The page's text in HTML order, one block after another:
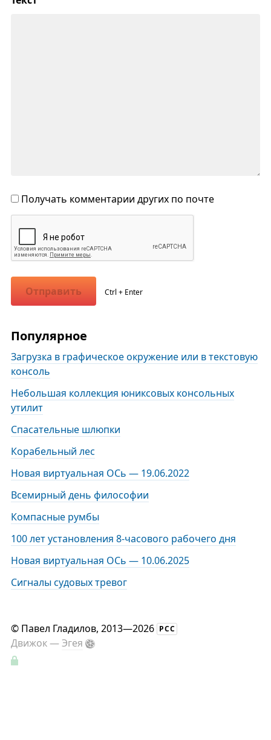
Получать комментарии других по почте
Отправить Ctrl + Enter
Популярное
Загрузка в графическое окружение или в текстовую
консоль
Небольшая коллекция юниксовых консольных
утилит
Спасательные шлюпки
Корабельный лес
Новая виртуальная ОСь — 19.06.2022
Всемирный день философии
Компасные румбы
100 лет установления 8-часового рабочего дня
Новая виртуальная ОСь — 10.06.2025
Сигналы судовых тревог
© Павел Гладилов, 2013—2026 РСС
Движок —Эгея